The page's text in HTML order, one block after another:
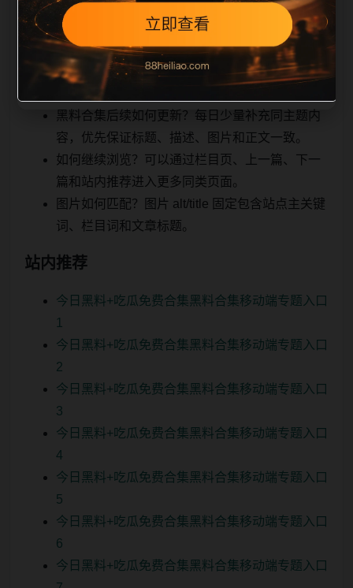
和重复首段，优先补充不同关键词、不同栏目词和不同
问题角度。栏目页则保留清晰入口，方便后续专题自动
归集。发布后按真实浏览器复查首屏、图片、跳转体
验、相关推荐和加载速度。
黑料合集后续如何更新？每日少量补充同主题内
容，优先保证标题、描述、图片和正文一致。
如何继续浏览？可以通过栏目页、上一篇、下一
篇和站内推荐进入更多同类页面。
图片如何匹配？图片 alt/title 固定包含站点主关键
词、栏目词和文章标题。
站内推荐
今日黑料+吃瓜免费合集黑料合集移动端专题入口
1
今日黑料+吃瓜免费合集黑料合集移动端专题入口
2
今日黑料+吃瓜免费合集黑料合集移动端专题入口
3
今日黑料+吃瓜免费合集黑料合集移动端专题入口
4
今日黑料+吃瓜免费合集黑料合集移动端专题入口
5
今日黑料+吃瓜免费合集黑料合集移动端专题入口
6
今日黑料+吃瓜免费合集黑料合集移动端专题入口